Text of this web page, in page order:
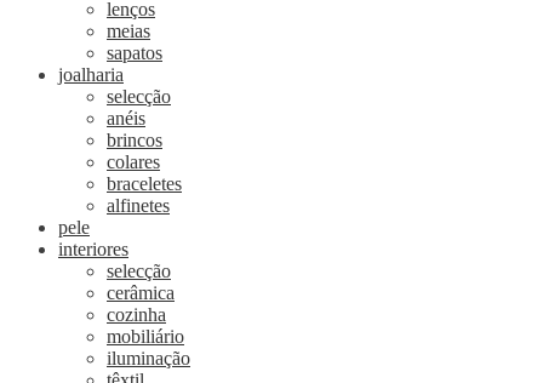
lenços
meias
sapatos
joalharia
selecção
anéis
brincos
colares
braceletes
alfinetes
pele
interiores
selecção
cerâmica
cozinha
mobiliário
iluminação